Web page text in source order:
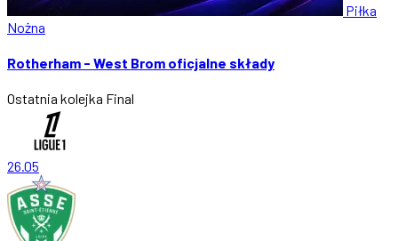
Piłka
Nożna
Rotherham - West Brom oficjalne składy
Ostatnia kolejka Final
26.05